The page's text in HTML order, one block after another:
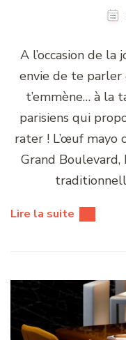
A l’occasion de la
envie de te parler
t’emmène… à la
parisiens qui
rater ! L’œuf mayo
Grand Boulevard,
Lire la suite